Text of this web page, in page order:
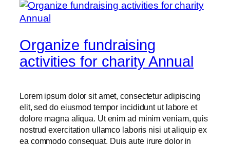
Organize fundraising
activities for charity Annual
Lorem ipsum dolor sit amet, consectetur adipiscing
elit, sed do eiusmod tempor incididunt ut labore et
dolore magna aliqua. Ut enim ad minim veniam, quis
nostrud exercitation ullamco laboris nisi ut aliquip ex
ea commodo consequat. Duis aute irure dolor in